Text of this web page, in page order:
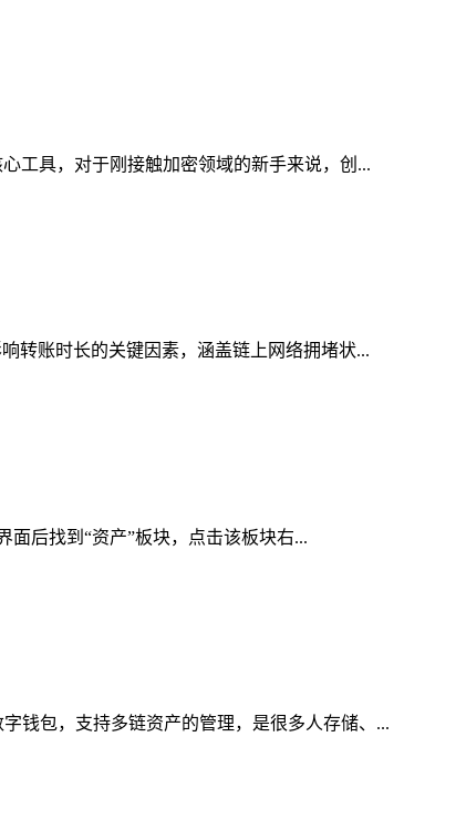
工具，对于刚接触加密领域的新手来说，创...
转账时长的关键因素，涵盖链上网络拥堵状...
面后找到“资产”板块，点击该板块右...
钱包，支持多链资产的管理，是很多人存储、...